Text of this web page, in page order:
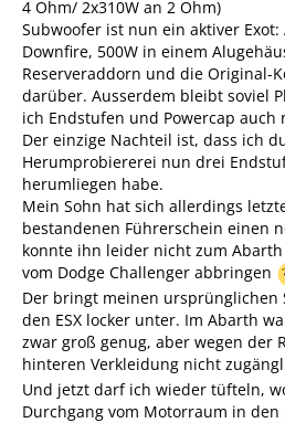
4 Ohm/ 2x310W an 2 Ohm)
Subwoofer ist nun ein aktiver Exot:
Downfire, 500W in einem
Reserveraddorn und die Original-
darüber. Ausserdem bleibt soviel
ich Endstufen und Powercap
Der einzige Nachteil ist, dass ich
Herumprobiererei nun drei
herumliegen habe.
Mein Sohn hat sich allerdings
bestandenen Führerschein einen
konnte ihn leider nicht zum
vom Dodge Challenger abbringen
Der bringt meinen ursprünglichen
den ESX locker unter. Im Abarth
zwar groß genug, aber wegen der
hinteren Verkleidung nicht
Und jetzt darf ich wieder tüfteln,
Durchgang vom Motorraum in